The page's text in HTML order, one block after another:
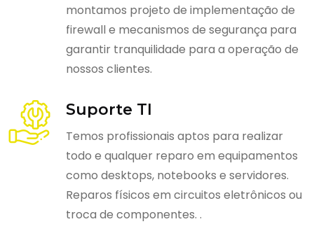
montamos projeto de implementação de
firewall e mecanismos de segurança para
garantir tranquilidade para a operação de
nossos clientes.
Suporte TI
Temos profissionais aptos para realizar
todo e qualquer reparo em equipamentos
como desktops, notebooks e servidores.
Reparos físicos em circuitos eletrônicos ou
troca de componentes. .